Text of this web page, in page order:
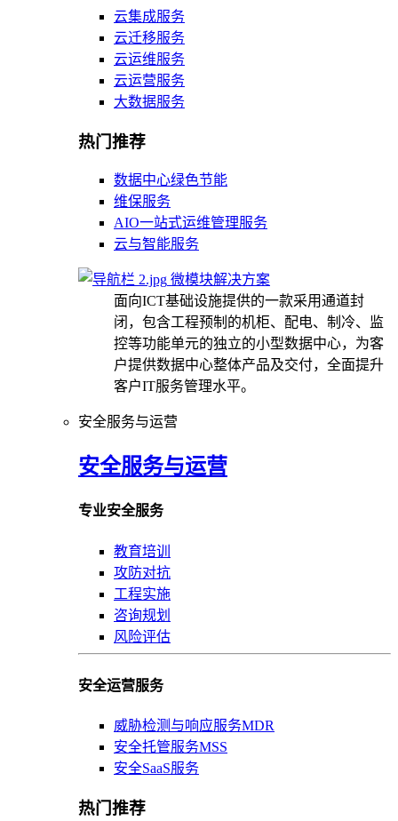
云集成服务
云迁移服务
云运维服务
云运营服务
大数据服务
热门推荐
数据中心绿色节能
维保服务
AIO一站式运维管理服务
云与智能服务
微模块解决方案
面向ICT基础设施提供的一款采用通道封
闭，包含工程预制的机柜、配电、制冷、监
控等功能单元的独立的小型数据中心，为客
户提供数据中心整体产品及交付，全面提升
客户IT服务管理水平。
安全服务与运营
安全服务与运营
专业安全服务
教育培训
攻防对抗
工程实施
咨询规划
风险评估
安全运营服务
威胁检测与响应服务MDR
安全托管服务MSS
安全SaaS服务
热门推荐